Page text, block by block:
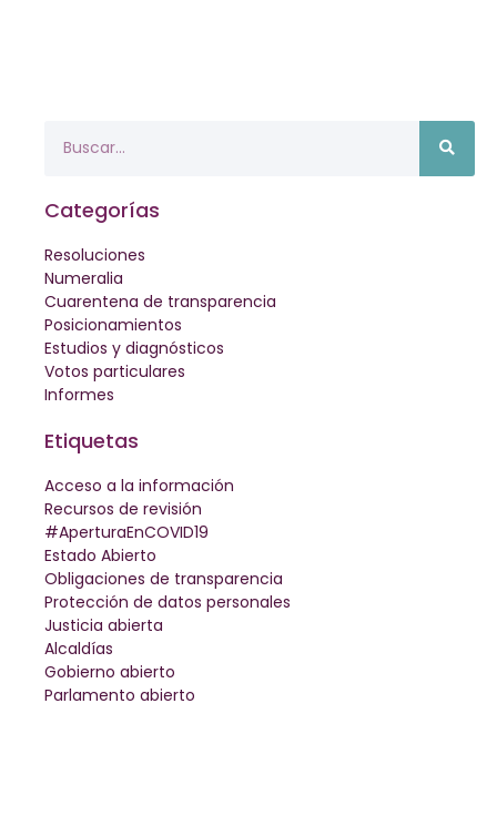
Categorías
Resoluciones
Numeralia
Cuarentena de transparencia
Posicionamientos
Estudios y diagnósticos
Votos particulares
Informes
Etiquetas
Acceso a la información
Recursos de revisión
#AperturaEnCOVID19
Estado Abierto
Obligaciones de transparencia
Protección de datos personales
Justicia abierta
Alcaldías
Gobierno abierto
Parlamento abierto